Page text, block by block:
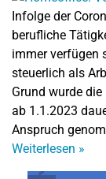
Infolge der
berufliche
immer verfügen
steuerlich als
Grund wurde die
ab 1.1.2023
Anspruch
Weiterlesen »